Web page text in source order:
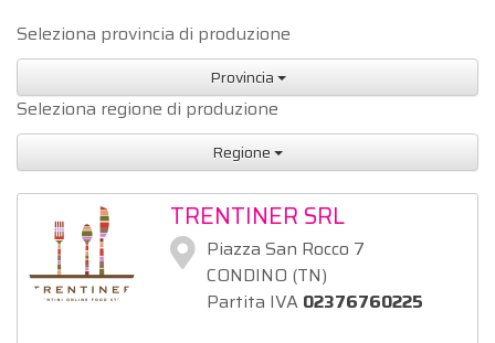
Seleziona provincia di produzione
Provincia
Seleziona regione di produzione
Regione
TRENTINER SRL
Piazza San Rocco 7
CONDINO (TN)
Partita IVA 02376760225